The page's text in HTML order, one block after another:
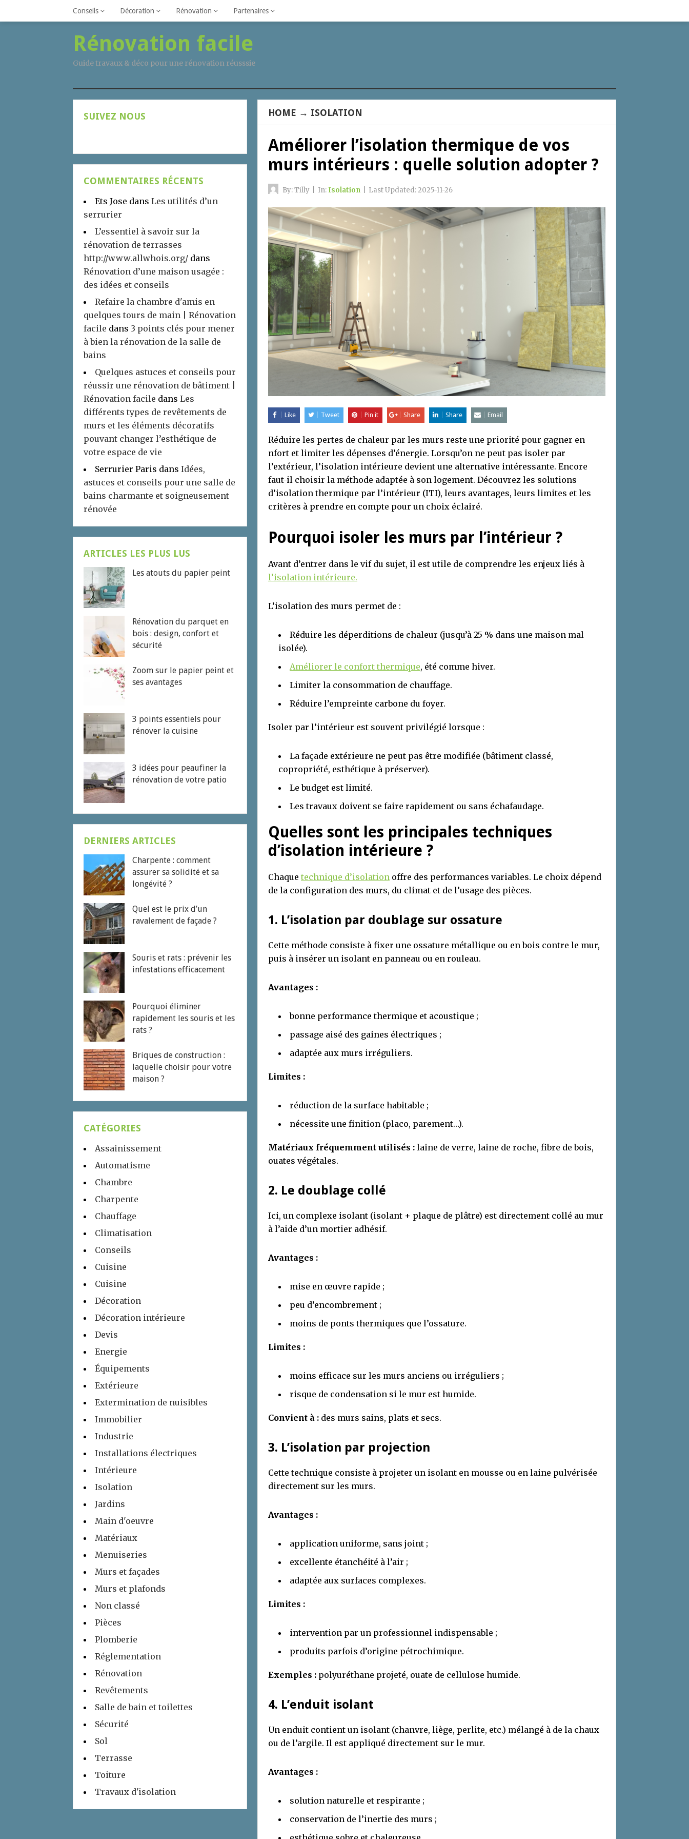
Conseils Décoration Rénovation Partenaires
Rénovation facile
Guide travaux & déco pour une rénovation réusssie
HOME → ISOLATION
Améliorer l’isolation thermique de vos
murs intérieurs : quelle solution adopter ?
By:Tilly In: Isolation Last Updated:2025-11-26
Like Tweet Pin it Share Share Email
Réduire les pertes de chaleur par les murs reste une priorité pour gagner en
nfort et limiter les dépenses d’énergie. Lorsqu’on ne peut pas isoler par
l’extérieur, l’isolation intérieure devient une alternative intéressante. Encore
faut-il choisir la méthode adaptée à son logement. Découvrez les solutions
d’isolation thermique par l’intérieur (ITI), leurs avantages, leurs limites et les
critères à prendre en compte pour un choix éclairé.
Pourquoi isoler les murs par l’intérieur ?
Avant d’entrer dans le vif du sujet, il est utile de comprendre les enjeux liés à
l’isolation intérieure.
L’isolation des murs permet de :
Réduire les déperditions de chaleur (jusqu’à 25 % dans une maison mal
isolée).
Améliorer le confort thermique, été comme hiver.
Limiter la consommation de chauffage.
Réduire l’empreinte carbone du foyer.
Isoler par l’intérieur est souvent privilégié lorsque :
La façade extérieure ne peut pas être modifiée (bâtiment classé,
copropriété, esthétique à préserver).
Le budget est limité.
Les travaux doivent se faire rapidement ou sans échafaudage.
Quelles sont les principales techniques
d’isolation intérieure ?
Chaque technique d’isolation offre des performances variables. Le choix dépend
de la configuration des murs, du climat et de l’usage des pièces.
1. L’isolation par doublage sur ossature
Cette méthode consiste à fixer une ossature métallique ou en bois contre le mur,
puis à insérer un isolant en panneau ou en rouleau.
Avantages :
bonne performance thermique et acoustique ;
passage aisé des gaines électriques ;
adaptée aux murs irréguliers.
Limites :
réduction de la surface habitable ;
nécessite une finition (placo, parement…).
Matériaux fréquemment utilisés : laine de verre, laine de roche, fibre de bois,
ouates végétales.
2. Le doublage collé
Ici, un complexe isolant (isolant + plaque de plâtre) est directement collé au mur
à l’aide d’un mortier adhésif.
Avantages :
mise en œuvre rapide ;
peu d’encombrement ;
moins de ponts thermiques que l’ossature.
Limites :
moins efficace sur les murs anciens ou irréguliers ;
risque de condensation si le mur est humide.
Convient à : des murs sains, plats et secs.
3. L’isolation par projection
Cette technique consiste à projeter un isolant en mousse ou en laine pulvérisée
directement sur les murs.
Avantages :
application uniforme, sans joint ;
excellente étanchéité à l’air ;
adaptée aux surfaces complexes.
Limites :
intervention par un professionnel indispensable ;
produits parfois d’origine pétrochimique.
Exemples : polyuréthane projeté, ouate de cellulose humide.
4. L’enduit isolant
Un enduit contient un isolant (chanvre, liège, perlite, etc.) mélangé à de la chaux
ou de l’argile. Il est appliqué directement sur le mur.
Avantages :
solution naturelle et respirante ;
conservation de l’inertie des murs ;
SUIVEZ NOUS
COMMENTAIRES RÉCENTS
Ets Jose dans Les utilités d’un
serrurier
L’essentiel à savoir sur la
rénovation de terrasses
http://www.allwhois.org/ dans
Rénovation d’une maison usagée :
des idées et conseils
Refaire la chambre d'amis en
quelques tours de main | Rénovation
facile dans 3 points clés pour mener
à bien la rénovation de la salle de
bains
Quelques astuces et conseils pour
réussir une rénovation de bâtiment |
Rénovation facile dans Les
différents types de revêtements de
murs et les éléments décoratifs
pouvant changer l’esthétique de
votre espace de vie
Serrurier Paris dans Idées,
astuces et conseils pour une salle de
bains charmante et soigneusement
rénovée
ARTICLES LES PLUS LUS
Les atouts du papier peint
Rénovation du parquet en
bois : design, confort et
sécurité
Zoom sur le papier peint et
ses avantages
3 points essentiels pour
rénover la cuisine
3 idées pour peaufiner la
rénovation de votre patio
DERNIERS ARTICLES
Charpente : comment
assurer sa solidité et sa
longévité ?
Quel est le prix d’un
ravalement de façade ?
Souris et rats : prévenir les
infestations efficacement
Pourquoi éliminer
rapidement les souris et les
rats ?
Briques de construction :
laquelle choisir pour votre
maison ?
CATÉGORIES
Assainissement
Automatisme
Chambre
Charpente
Chauffage
Climatisation
Conseils
Cuisine
Cuisine
Décoration
Décoration intérieure
Devis
Energie
Équipements
Extérieure
Extermination de nuisibles
Immobilier
Industrie
Installations électriques
Intérieure
Isolation
Jardins
Main d'oeuvre
Matériaux
Menuiseries
Murs et façades
Murs et plafonds
Non classé
Pièces
Plomberie
Réglementation
Rénovation
Revêtements
Salle de bain et toilettes
Sécurité
Sol
Terrasse
Toiture
Travaux d'isolation